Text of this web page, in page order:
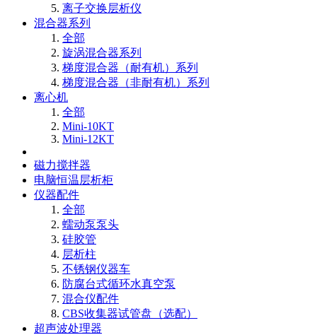
离子交换层析仪
混合器系列
全部
旋涡混合器系列
梯度混合器（耐有机）系列
梯度混合器（非耐有机）系列
离心机
全部
Mini-10KT
Mini-12KT
磁力搅拌器
电脑恒温层析柜
仪器配件
全部
蠕动泵泵头
硅胶管
层析柱
不锈钢仪器车
防腐台式循环水真空泵
混合仪配件
CBS收集器试管盘（选配）
超声波处理器